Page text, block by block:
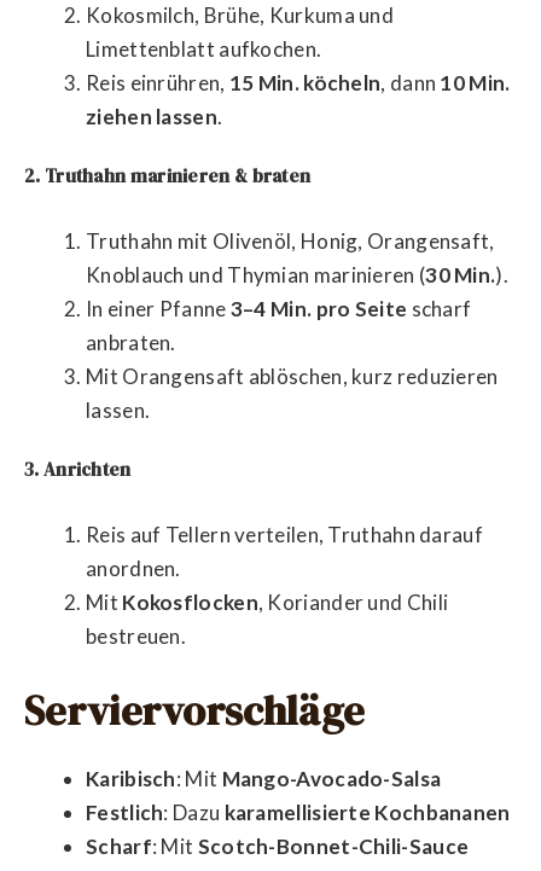
Kokosmilch, Brühe, Kurkuma und
Limettenblatt aufkochen.
Reis einrühren, 15 Min. köcheln, dann 10 Min.
ziehen lassen.
2. Truthahn marinieren & braten
Truthahn mit Olivenöl, Honig, Orangensaft,
Knoblauch und Thymian marinieren (30 Min.).
In einer Pfanne3–4 Min. pro Seite scharf
anbraten.
Mit Orangensaft ablöschen, kurz reduzieren
lassen.
3. Anrichten
Reis auf Tellern verteilen, Truthahn darauf
anordnen.
Mit Kokosflocken, Koriander und Chili
bestreuen.
Serviervorschläge
Karibisch: Mit Mango-Avocado-Salsa
Festlich: Dazu karamellisierte Kochbananen
Scharf: Mit Scotch-Bonnet-Chili-Sauce